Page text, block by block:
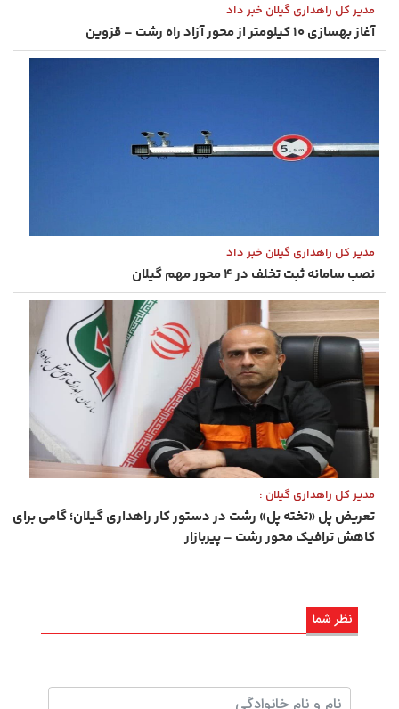
مدیر کل راهداری گیلان خبر داد
آغاز بهسازی ۱۰ کیلومتر از محور آزاد راه رشت – قزوین
مدیر کل راهداری گیلان خبر داد
نصب سامانه ثبت تخلف در ۴ محور مهم گیلان
مدیر کل راهداری گیلان :
تعریض پل «تخته ‌پل» رشت در دستور کار راهداری گیلان؛ گامی برای
کاهش ترافیک محور رشت – پیربازار
نظر شما